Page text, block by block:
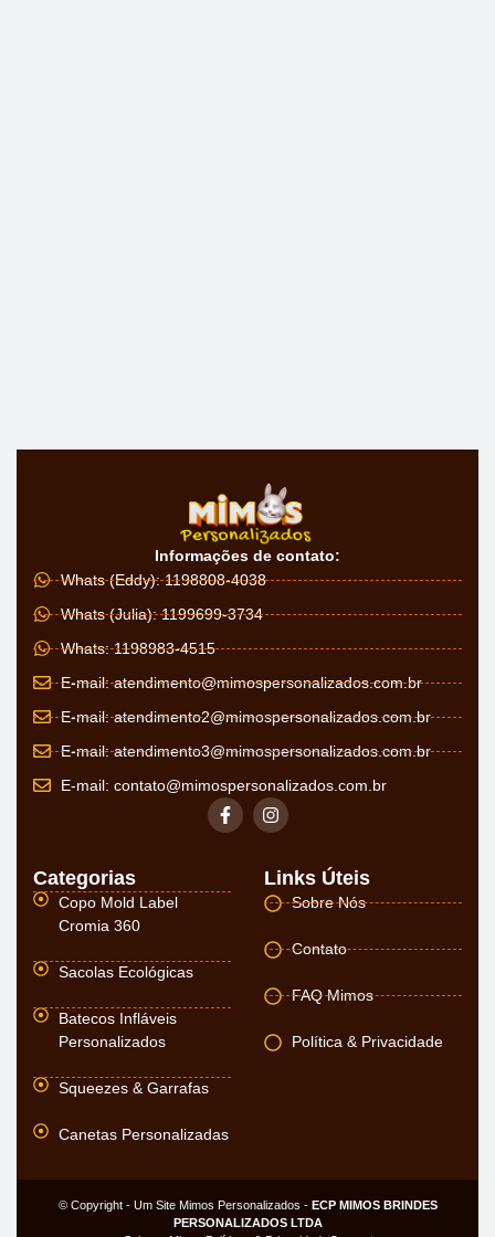
Informações de contato:
Whats (Eddy): 1198808-4038
Whats (Julia): 1199699-3734
Whats: 1198983-4515
E-mail:atendimento@mimospersonalizados.com.br
E-mail:atendimento2@mimospersonalizados.com.br
E-mail:atendimento3@mimospersonalizados.com.br
E-mail: contato@mimospersonalizados.com.br
Categorias
Copo Mold Label
Cromia 360
Sacolas Ecológicas
Batecos Infláveis
Personalizados
Squeezes & Garrafas
Canetas Personalizadas
Links Úteis
Sobre Nós
Contato
FAQ Mimos
Política & Privacidade
© Copyright - Um Site Mimos Personalizados - ECP MIMOS BRINDES
PERSONALIZADOS LTDA